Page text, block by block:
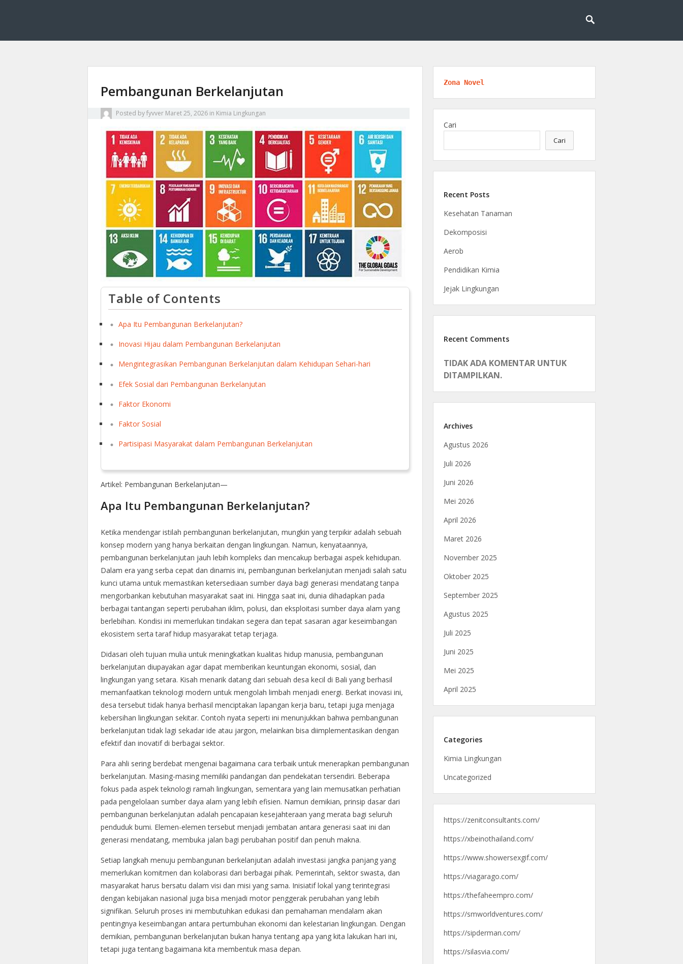
Pembangunan Berkelanjutan
Posted byfyvver Maret 25, 2026 in Kimia Lingkungan
Table of Contents
Apa Itu Pembangunan Berkelanjutan?
Inovasi Hijau dalam Pembangunan Berkelanjutan
Mengintegrasikan Pembangunan Berkelanjutan dalam Kehidupan Sehari-hari
Efek Sosial dari Pembangunan Berkelanjutan
Faktor Ekonomi
Faktor Sosial
Partisipasi Masyarakat dalam Pembangunan Berkelanjutan
Artikel: Pembangunan Berkelanjutan—
Apa Itu Pembangunan Berkelanjutan?
Ketika mendengar istilah pembangunan berkelanjutan, mungkin yang terpikir adalah sebuah
konsep modern yang hanya berkaitan dengan lingkungan. Namun, kenyataannya,
pembangunan berkelanjutan jauh lebih kompleks dan mencakup berbagai aspek kehidupan.
Dalam era yang serba cepat dan dinamis ini, pembangunan berkelanjutan menjadi salah satu
kunci utama untuk memastikan ketersediaan sumber daya bagi generasi mendatang tanpa
mengorbankan kebutuhan masyarakat saat ini. Hingga saat ini, dunia dihadapkan pada
berbagai tantangan seperti perubahan iklim, polusi, dan eksploitasi sumber daya alam yang
berlebihan. Kondisi ini memerlukan tindakan segera dan tepat sasaran agar keseimbangan
ekosistem serta taraf hidup masyarakat tetap terjaga.
Didasari oleh tujuan mulia untuk meningkatkan kualitas hidup manusia, pembangunan
berkelanjutan diupayakan agar dapat memberikan keuntungan ekonomi, sosial, dan
lingkungan yang setara. Kisah menarik datang dari sebuah desa kecil di Bali yang berhasil
memanfaatkan teknologi modern untuk mengolah limbah menjadi energi. Berkat inovasi ini,
desa tersebut tidak hanya berhasil menciptakan lapangan kerja baru, tetapi juga menjaga
kebersihan lingkungan sekitar. Contoh nyata seperti ini menunjukkan bahwa pembangunan
berkelanjutan tidak lagi sekadar ide atau jargon, melainkan bisa diimplementasikan dengan
efektif dan inovatif di berbagai sektor.
Para ahli sering berdebat mengenai bagaimana cara terbaik untuk menerapkan pembangunan
berkelanjutan. Masing-masing memiliki pandangan dan pendekatan tersendiri. Beberapa
fokus pada aspek teknologi ramah lingkungan, sementara yang lain memusatkan perhatian
pada pengelolaan sumber daya alam yang lebih efisien. Namun demikian, prinsip dasar dari
pembangunan berkelanjutan adalah pencapaian kesejahteraan yang merata bagi seluruh
penduduk bumi. Elemen-elemen tersebut menjadi jembatan antara generasi saat ini dan
generasi mendatang, membuka jalan bagi perubahan positif dan penuh makna.
Setiap langkah menuju pembangunan berkelanjutan adalah investasi jangka panjang yang
memerlukan komitmen dan kolaborasi dari berbagai pihak. Pemerintah, sektor swasta, dan
masyarakat harus bersatu dalam visi dan misi yang sama. Inisiatif lokal yang terintegrasi
dengan kebijakan nasional juga bisa menjadi motor penggerak perubahan yang lebih
signifikan. Seluruh proses ini membutuhkan edukasi dan pemahaman mendalam akan
pentingnya keseimbangan antara pertumbuhan ekonomi dan kelestarian lingkungan. Dengan
demikian, pembangunan berkelanjutan bukan hanya tentang apa yang kita lakukan hari ini,
tetapi juga tentang bagaimana kita membentuk masa depan.
Zona Novel
Cari
Cari
Recent Posts
Kesehatan Tanaman
Dekomposisi
Aerob
Pendidikan Kimia
Jejak Lingkungan
Recent Comments
TIDAK ADA KOMENTAR UNTUK
DITAMPILKAN.
Archives
Agustus 2026
Juli 2026
Juni 2026
Mei 2026
April 2026
Maret 2026
November 2025
Oktober 2025
September 2025
Agustus 2025
Juli 2025
Juni 2025
Mei 2025
April 2025
Categories
Kimia Lingkungan
Uncategorized
https://zenitconsultants.com/
https://xbeinothailand.com/
https://www.showersexgif.com/
https://viagarago.com/
https://thefaheempro.com/
https://smworldventures.com/
https://sipderman.com/
https://silasvia.com/